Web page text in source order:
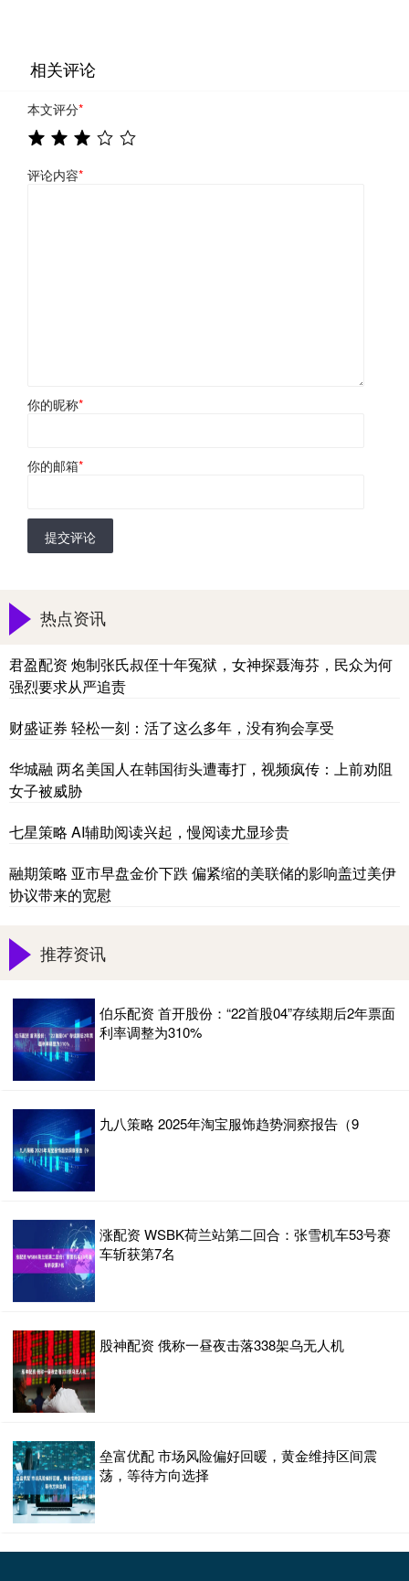
相关评论
本文评分*
评论内容*
你的昵称*
你的邮箱*
提交评论
热点资讯
君盈配资 炮制张氏叔侄十年冤狱，女神探聂海芬，民众为何
强烈要求从严追责
财盛证券 轻松一刻：活了这么多年，没有狗会享受
华城融 两名美国人在韩国街头遭毒打，视频疯传：上前劝阻
女子被威胁
七星策略 AI辅助阅读兴起，慢阅读尤显珍贵
融期策略 亚市早盘金价下跌 偏紧缩的美联储的影响盖过美伊
协议带来的宽慰
推荐资讯
伯乐配资 首开股份：“22首股04”存续期后2年票面
利率调整为310%
九八策略 2025年淘宝服饰趋势洞察报告（9
涨配资 WSBK荷兰站第二回合：张雪机车53号赛
车斩获第7名
股神配资 俄称一昼夜击落338架乌无人机
垒富优配 市场风险偏好回暖，黄金维持区间震
荡，等待方向选择